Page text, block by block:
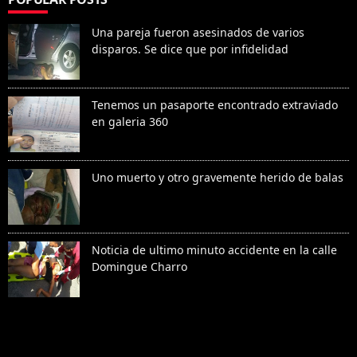
Una pareja fueron asesinados de varios
disparos. Se dice que por infidelidad
Tenemos un pasaporte encontrado extraviado
en galeria 360
Uno muerto y otro gravemente herido de balas
Noticia de ultimo minuto accidente en la calle
Domingue Charro